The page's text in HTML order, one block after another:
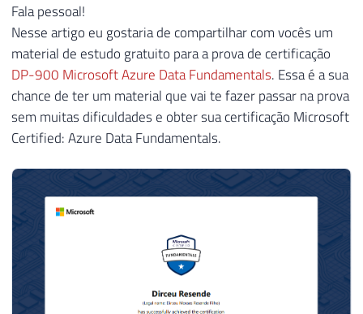
Fala pessoal!
Nesse artigo eu gostaria de compartilhar com vocês um
material de estudo gratuito para a prova de certificação
DP-900 Microsoft Azure Data Fundamentals. Essa é a sua
chance de ter um material que vai te fazer passar na prova
sem muitas dificuldades e obter sua certificação Microsoft
Certified: Azure Data Fundamentals.